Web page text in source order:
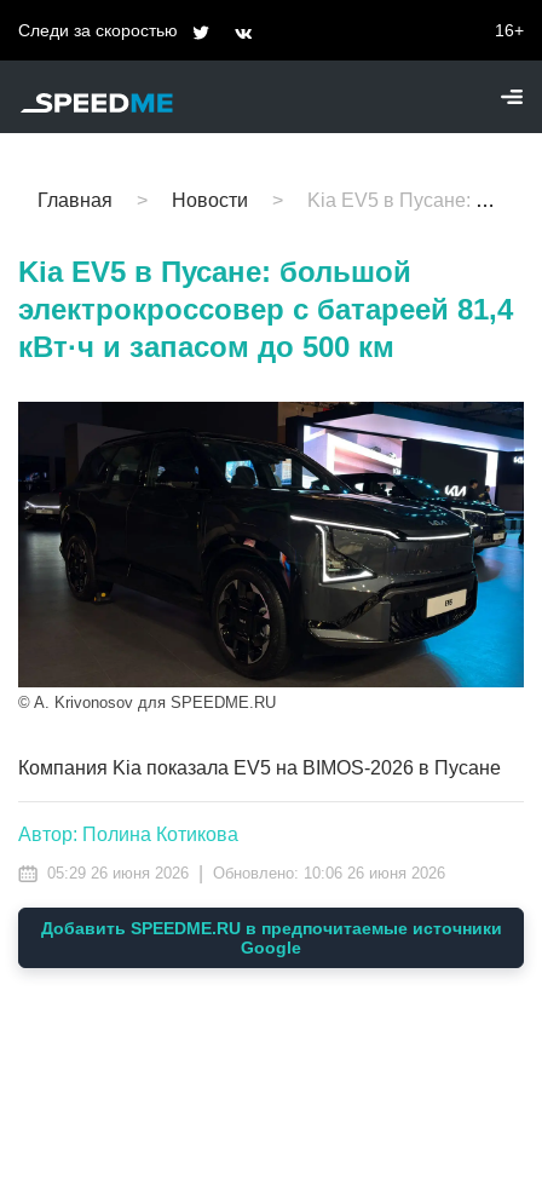
Следи за скоростью 16+
Главная Новости Kia EV5 в Пусане: большой электрокроссовер с батареей 81,4 кВт·ч и запасом до 500 км
Kia EV5 в Пусане: большой
электрокроссовер с батареей 81,4
кВт·ч и запасом до 500 км
© A. Krivonosov для SPEEDME.RU
Компания Kia показала EV5 на BIMOS-2026 в Пусане
Автор: Полина Котикова
05:29 26 июня 2026 Обновлено: 10:06 26 июня 2026
Добавить SPEEDME.RU в предпочитаемые источники
Google